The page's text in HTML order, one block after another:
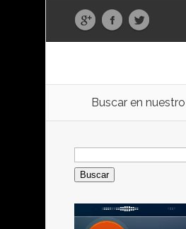
Buscar en
Buscar: